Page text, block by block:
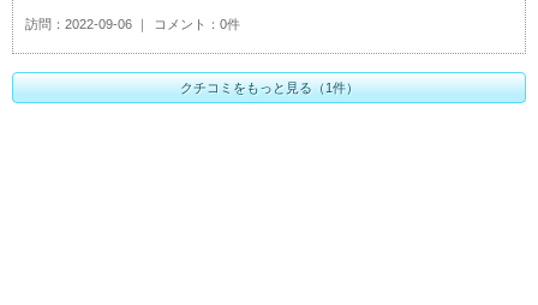
訪問 2022-09-06 コメント 0件
クチコミをもっと見る（1件）